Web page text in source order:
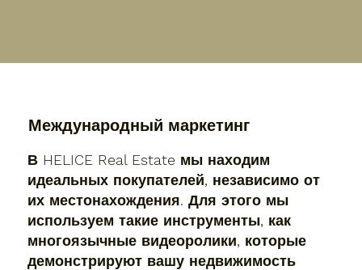
В HELICE Real Estate мы находим
идеальных покупателей, независимо от
их местонахождения. Для этого мы
используем такие инструменты, как
многоязычные видеоролики, которые
демонстрируют вашу недвижимость
Международный маркетинг